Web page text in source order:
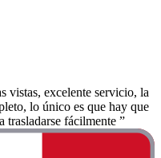
vistas, excelente servicio, la
lo único es que hay que
trasladarse fácilmente ”